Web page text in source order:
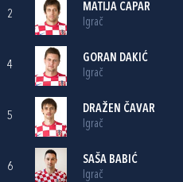
2
MATIJA CAPAR
Igrač
4
GORAN DAKIĆ
Igrač
5
DRAŽEN ČAVAR
Igrač
6
SAŠA BABIĆ
Igrač